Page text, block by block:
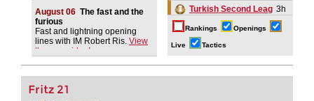
August 06 The fast and the
furious
Fast and lightning opening
lines with IM Robert Ris. View
the new video!
Turkish Second League 2026
Round 8 now live
3h
Turkish First League 2026
Round 8 now live
4h
Rankings Openings
Live Tactics
Fritz 21